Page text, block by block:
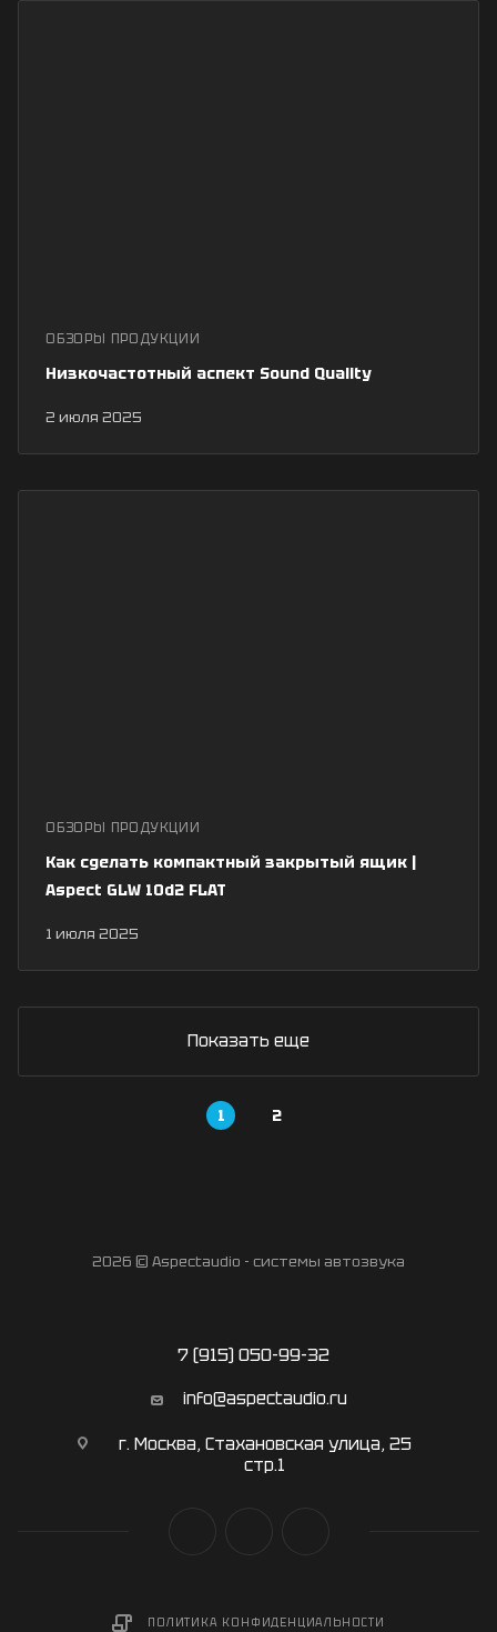
ОБЗОРЫ ПРОДУКЦИИ
2 июля 2025
Низкочастотный аспект Sound Quality
ОБЗОРЫ ПРОДУКЦИИ
1 июля 2025
Как сделать компактный закрытый ящик |
Aspect GLW 10d2 FLAT
Показать еще
1 2
2026 © Aspectaudio - системы автозвука
7 (915) 050-99-32
info@aspectaudio.ru
г. Москва, Стахановская улица, 25
стр.1
ПОЛИТИКА КОНФИДЕНЦИАЛЬНОСТИ